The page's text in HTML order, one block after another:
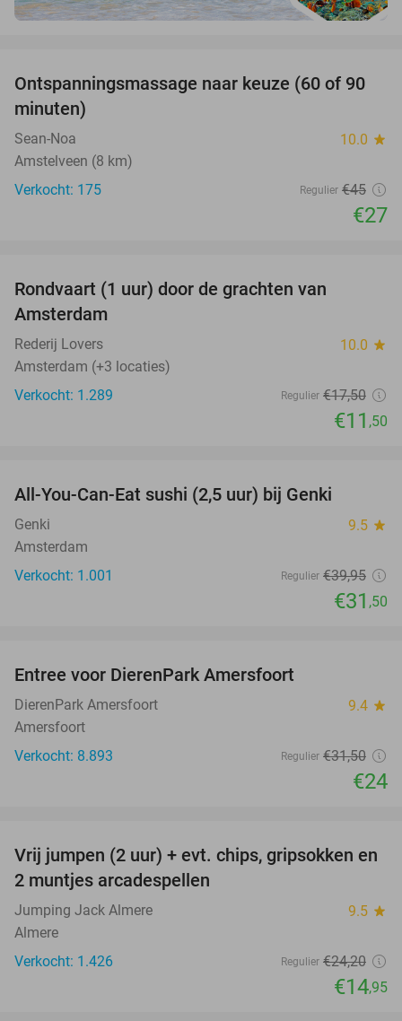
40%
Ontspanningsmassage naar keuze (60 of 90
minuten)
Sean-Noa 10.0 star
Amstelveen (8 km)
Verkocht: 175
Regulier €45
€27
Rondvaart (1 uur) door de grachten van
Amsterdam
Rederij Lovers 10.0 star
Amsterdam (+3 locaties)
Verkocht: 1.289
Regulier €17,50
€11 ,50
All-You-Can-Eat sushi (2,5 uur) bij Genki
Genki 9.5 star
Amsterdam
Verkocht: 1.001
Regulier €39,95
€31 ,50
Entree voor DierenPark Amersfoort
DierenPark Amersfoort 9.4 star
Amersfoort
Verkocht: 8.893
Regulier €31,50
€24
38%
Vrij jumpen (2 uur) + evt. chips, gripsokken en
2 muntjes arcadespellen
Jumping Jack Almere 9.5 star
Almere
Verkocht: 1.426
Regulier €24,20
€14,95